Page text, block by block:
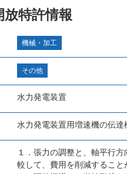
放特許情報
機械・加工
その他
水力発電装置
水力発電装置用増速機の伝
１．張力の調整と、軸平行
較して、費用を削減すること